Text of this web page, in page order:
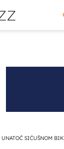
UNATOČ SIĆUŠNOM